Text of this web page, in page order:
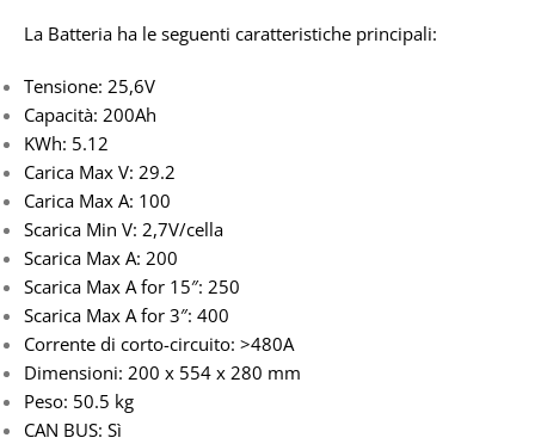
La Batteria ha le seguenti caratteristiche principali:
Tensione: 25,6V
Capacità: 200Ah
KWh: 5.12
Carica Max V: 29.2
Carica Max A: 100
Scarica Min V: 2,7V/cella
Scarica Max A: 200
Scarica Max A for 15″: 250
Scarica Max A for 3″: 400
Corrente di corto-circuito: >480A
Dimensioni: 200 x 554 x 280 mm
Peso: 50.5 kg
CAN BUS: Sì